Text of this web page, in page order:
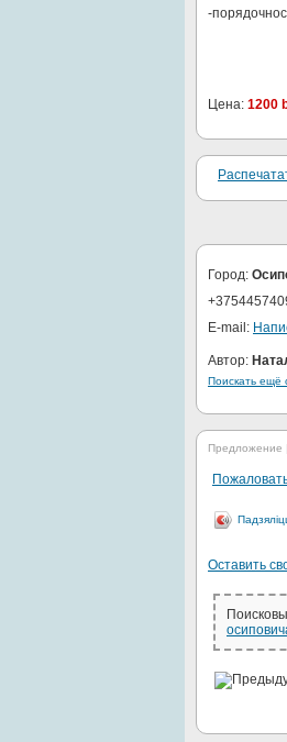
-
Цена: 1200
Город:
E-mail:
Автор:
Поискать ещё
Предложение
Оставить